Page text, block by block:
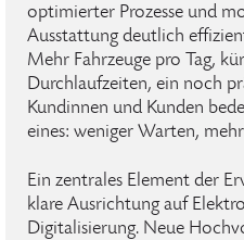
optimierter Prozesse und
Ausstattung deutlich
Mehr Fahrzeuge pro Tag,
Durchlaufzeiten, ein noch
Kundinnen und Kunden
eines: weniger Warten,
Ein zentrales Element der
klare Ausrichtung auf
Digitalisierung. Neue